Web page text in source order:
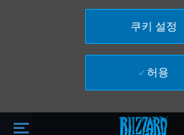
Skip to main
쿠키 설정
허용
주 콘텐츠로 건너뛰기